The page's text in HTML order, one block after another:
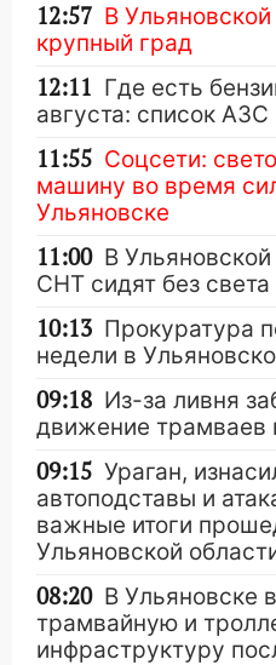
12:57 В
крупный град
12:11 Где есть
августа: список АЗС
11:55 Соцсети:
машину во время
Ульяновске
11:00 В
СНТ сидят без света
10:13 Прокуратура
недели в
09:18 Из-за ливня
движение трамваев
09:15 Ураган,
автоподставы и
важные итоги
Ульяновской
08:20 В Ульяновске
трамвайную и
инфраструктуру